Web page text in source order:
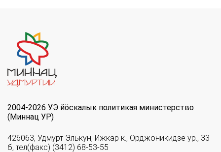
2004-2026 УЭ йöскалык политикая министерство
(Миннац УР)
426063, Удмурт Элькун, Ижкар к., Орджоникидзе ур., 33
б, тел(факс) (3412) 68-53-55